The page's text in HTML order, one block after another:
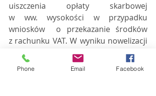
uiszczenia opłaty skarbowej
w ww. wysokości w przypadku
wniosków  o przekazanie środków
z rachunku VAT. W wyniku nowelizacji
ustawy  o opłacie skarbowej, od 1
listopada 2019 r. zgoda na
Phone Email Facebook